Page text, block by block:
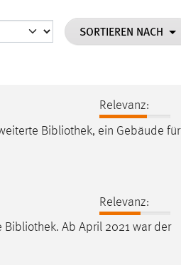
SORTIEREN NACH
Relevanz:
Bibliothek, ein Gebäude für
Relevanz:
Bibliothek. Ab April 2021 war der